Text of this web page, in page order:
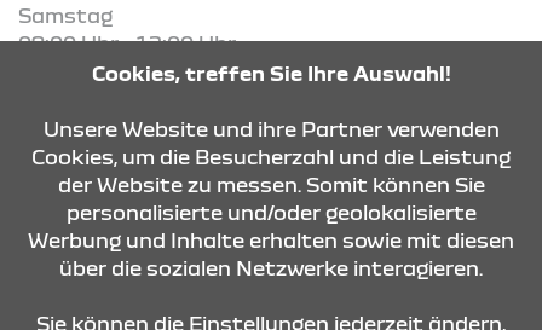
Samstag
09:00 Uhr - 12:00 Uhr
KONTAKT & ANFAHRT
ÖFFNUNGSZEITEN
STANDORTE
Cookies, treffen Sie Ihre Auswahl!
Unsere Website und ihre Partner verwenden
Cookies, um die Besucherzahl und die Leistung
der Website zu messen. Somit können Sie
personalisierte und/oder geolokalisierte
Werbung und Inhalte erhalten sowie mit diesen
über die sozialen Netzwerke interagieren.
Sie können die Einstellungen jederzeit ändern,